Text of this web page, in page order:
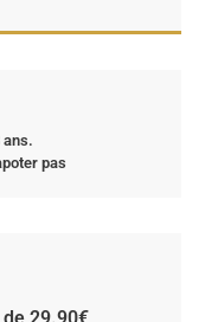
ans.
pas